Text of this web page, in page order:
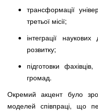
трансформації
третьої місії;
інтеграції
розвитку;
підготовки
громад.
Окремий акцент було
моделей співпраці, що